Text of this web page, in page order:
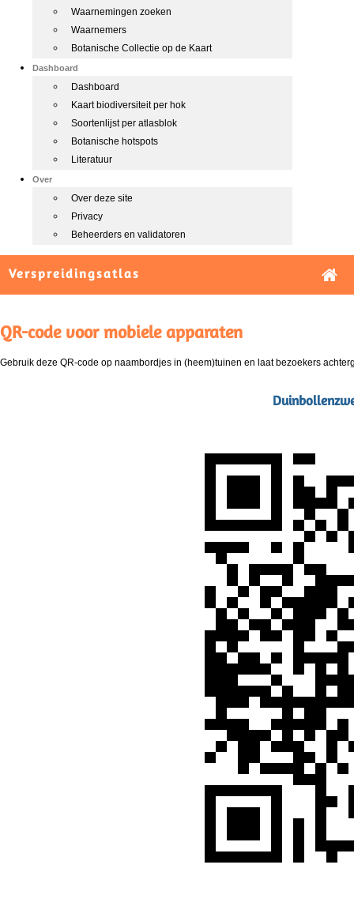
Waarnemingen zoeken
Waarnemers
Botanische Collectie op de Kaart
Dashboard
Dashboard
Kaart biodiversiteit per hok
Soortenlijst per atlasblok
Botanische hotspots
Literatuur
Over
Over deze site
Privacy
Beheerders en validatoren
Verspreidingsatlas
QR-code voor mobiele apparaten
Gebruik deze QR-code op naambordjes in (heem)tuinen en laat bezoekers